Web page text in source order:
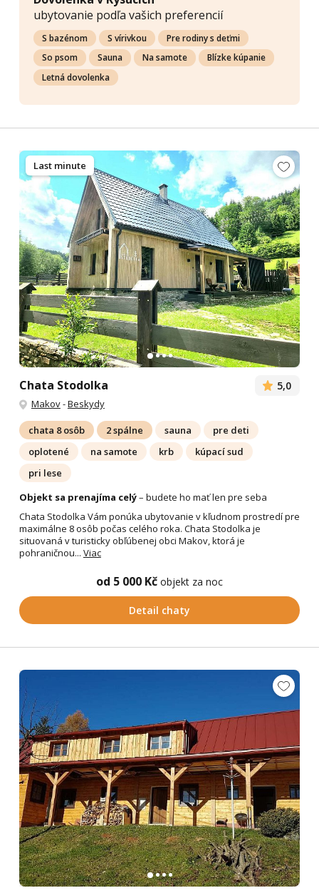
ubytovanie podľa vašich preferencií
S bazénom S vírivkou
Pre rodiny s deťmi
So psom
Sauna Na samote
Blízke kúpanie
Letná dovolenka
Chata Stodolka 5,0
Makov-Beskydy
chata 8 osôb 2 spálne sauna
pre deti
oplotené
na samote krb
kúpací sud
pri lese
Objekt sa prenajíma celý– budete ho mať len pre seba
Chata Stodolka Vám ponúka ubytovanie v kľudnom prostredí pre
maximálne 8 osôb počas celého roka. Chata Stodolka je
situovaná v turisticky obľúbenej obci Makov, ktorá je
pohraničnou... Viac
od 5 000 Kč objekt za noc
Detail chaty
Last minute